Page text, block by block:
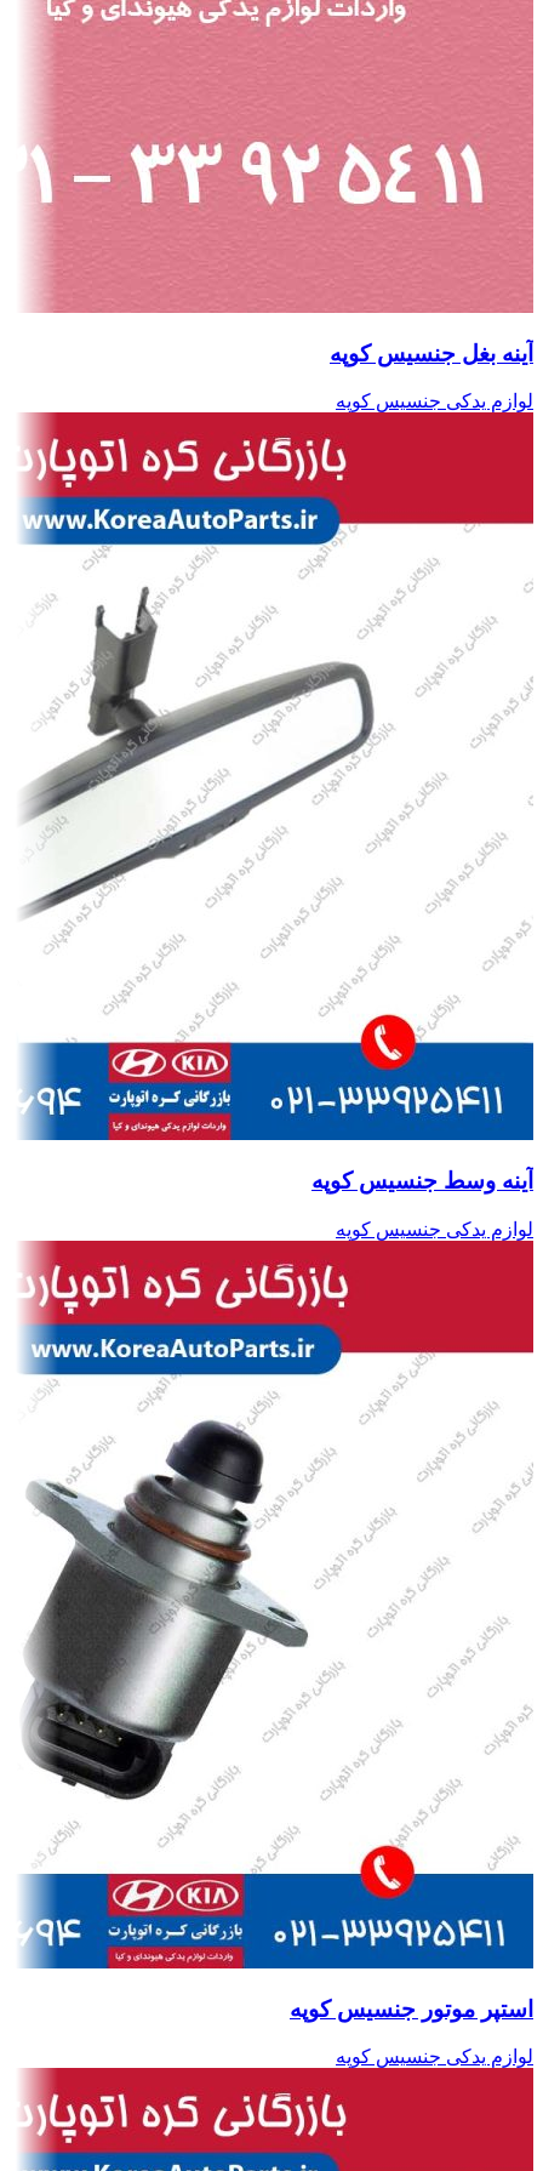
آینه بغل جنسیس کوپه
لوازم یدکی جنسیس کوپه
آینه وسط جنسیس کوپه
لوازم یدکی جنسیس کوپه
استپر موتور جنسیس کوپه
لوازم یدکی جنسیس کوپه